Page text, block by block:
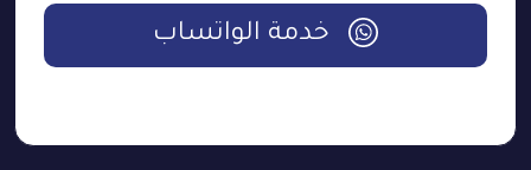
خدمة الواتساب